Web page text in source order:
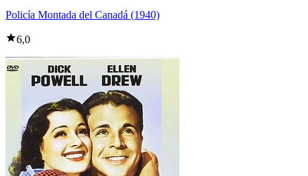
Policía Montada del Canadá (1940)
6,0